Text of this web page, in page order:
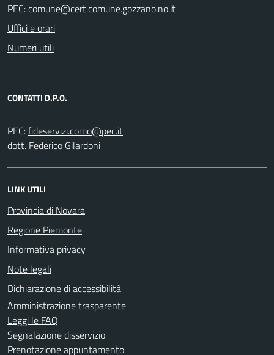
PEC:
Uffici e orari
Numeri utili
CONTATTI D.P.O.
PEC:
dott. Federico Gilardoni
LINK UTILI
Provincia di Novara
Regione Piemonte
Informativa privacy
Note legali
Dichiarazione di accessibilità
Amministrazione trasparente
Leggi le FAQ
Segnalazione disservizio
Prenotazione appuntamento